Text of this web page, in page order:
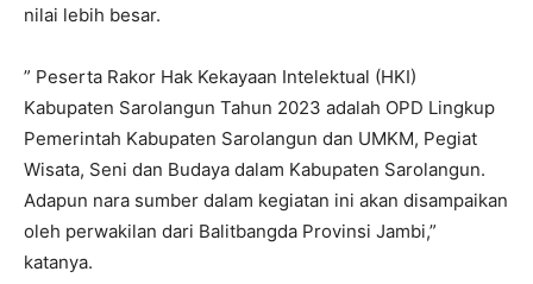
nilai lebih besar.
” Peserta Rakor Hak Kekayaan Intelektual (HKI)
Kabupaten Sarolangun Tahun 2023 adalah OPD Lingkup
Pemerintah Kabupaten Sarolangun dan UMKM, Pegiat
Wisata, Seni dan Budaya dalam Kabupaten Sarolangun.
Adapun nara sumber dalam kegiatan ini akan disampaikan
oleh perwakilan dari Balitbangda Provinsi Jambi,”
katanya.